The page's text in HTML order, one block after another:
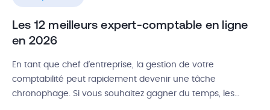
Les 12 meilleurs expert-comptable en ligne
en 2026
En tant que chef d’entreprise, la gestion de votre
comptabilité peut rapidement devenir une tâche
chronophage. Si vous souhaitez gagner du temps, les